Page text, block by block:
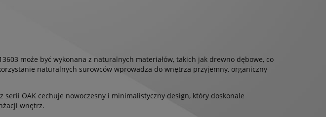
może być wykonana z naturalnych materiałów, takich jak drewno dębowe, co
naturalnych surowców wprowadza do wnętrza przyjemny, organiczny
z serii OAK cechuje nowoczesny i minimalistyczny design, który doskonale
wnętrz.